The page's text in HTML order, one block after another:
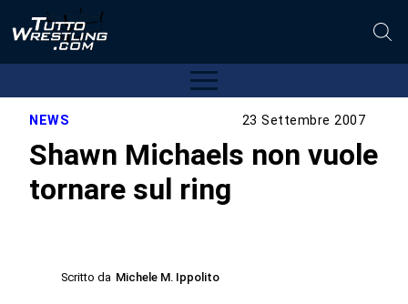
NEWS 23 Settembre 2007
Shawn Michaels non vuole
tornare sul ring
Scritto da Michele M. Ippolito